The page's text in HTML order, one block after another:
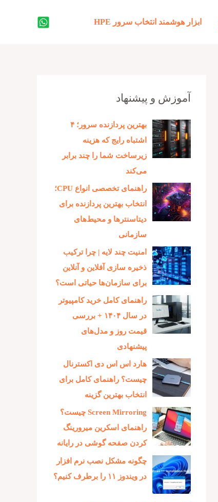
ابزار هوشمند انتخاب سرور HPE جستجو
آموزش و پیشنهاد
بهترین پردازنده‌ سرور؛ ۴
اشتباه رایج که هزینه
زیرساخت شما را چند برابر
می‌کند
راهنمای تخصصی انواع CPU؛
انتخاب بهترین پردازنده برای
دیتاسنترها و محیط‌های
سازمانی
امنیت چند لایه | چرا ترکیب
ذخیره‌ سازی آفلاین و آنلاین
برای سازمان‌ها حیاتی است؟
راهنمای کامل خرید کامپیوتر
در سال ۱۴۰۴ + بررسی
قیمت روز و مدل‌های
پیشنهادی
هارد اس اس دی اکسترنال
چیست؟ راهنمای کامل برای
انتخاب بهترین گزینه
Screen Mirroring چیست؟
راهنمای اسکرین میرورینگ
کردن صفحه گوشی در رایانه
چگونه مشکل نصب نرم افزار
در ویندوز ۱۱ را برطرف کنیم؟